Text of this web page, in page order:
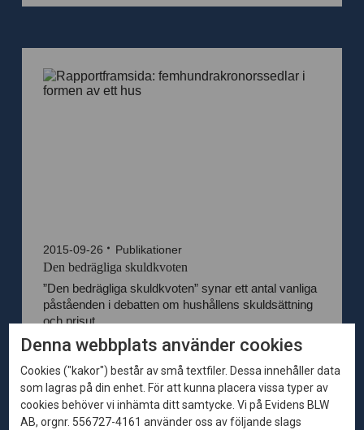
2015-09-26 Publikationer
Den bedrägliga skuldkvoten
”Den bedrägliga skuldkvoten” synar ett antal vanliga
påståenden i debatten om hushållens skuldsättning
och prisut...
Denna webbplats använder cookies
Cookies ("kakor") består av små textfiler. Dessa innehåller data
som lagras på din enhet. För att kunna placera vissa typer av
cookies behöver vi inhämta ditt samtycke. Vi på Evidens BLW
AB, orgnr. 556727-4161 använder oss av följande slags